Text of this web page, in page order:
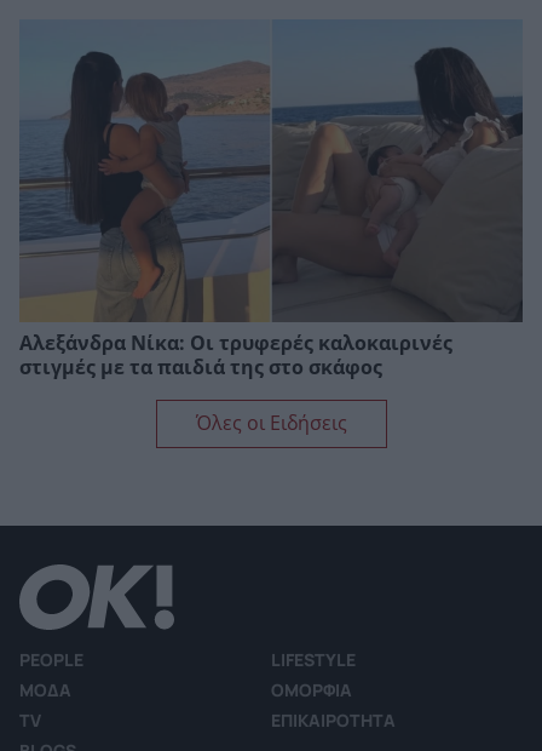
Αλεξάνδρα Νίκα: Οι τρυφερές καλοκαιρινές
στιγμές με τα παιδιά της στο σκάφος
Όλες οι Ειδήσεις
PEOPLE
LIFESTYLE
ΜΟΔΑ
ΟΜΟΡΦΙΑ
TV
ΕΠΙΚΑΙΡΟΤΗΤΑ